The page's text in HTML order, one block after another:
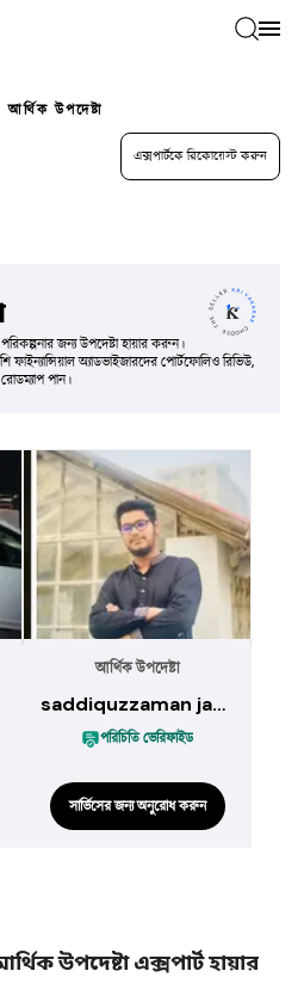
আর্থিক উপদেষ্টা
এক্সপার্টকে রিকোয়েস্ট করুন
জন্য উপদেষ্টা হায়ার করুন।
অ্যাডভাইজারদের পোর্টফোলিও রিভিউ,
রোডম্যাপ পান।
আর্থিক উপদেষ্টা
saddiquzzaman jame
পরিচিতি ভেরিফাইড
সার্ভিসের জন্য অনুরোধ করুন
উপদেষ্টা এক্সপার্ট হায়ার